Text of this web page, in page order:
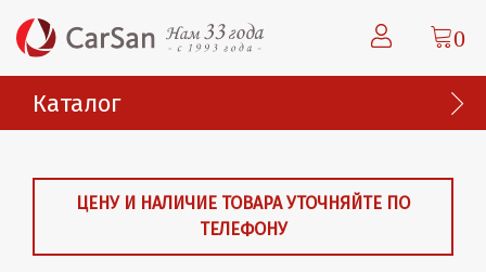
0
Каталог
ЦЕНУ И НАЛИЧИЕ ТОВАРА УТОЧНЯЙТЕ ПО
ТЕЛЕФОНУ